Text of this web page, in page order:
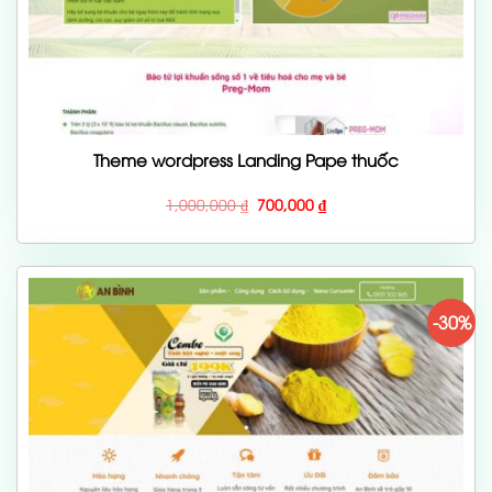
Theme wordpress Landing Pape thuốc
1,000,000₫ Giá
gốc
1,000,000 ₫.
700,000₫Giá
hiện
là:
-30%